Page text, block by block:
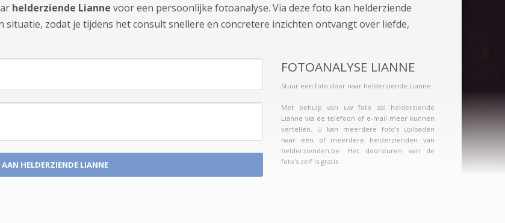
helderziende Lianne voor een persoonlijke fotoanalyse. Via deze foto kan helderziende
zodat je tijdens het consult snellere en concretere inzichten ontvangt over liefde,
AAN HELDERZIENDE LIANNE
FOTOANALYSE LIANNE
Stuur een foto door naar helderziende Lianne.
Met behulp van uw foto zal helderziende
Lianne via de telefoon of e-mail meer kunnen
vertellen. U kan meerdere foto's uploaden
naar één of meerdere helderzienden van
helderzienden.be. Het doorsturen van de
foto's zelf is gratis.